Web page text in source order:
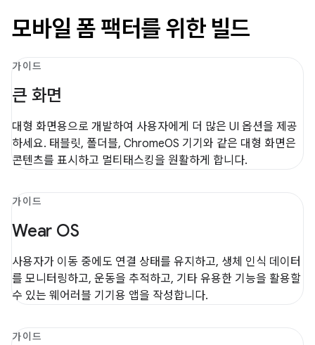
모바일 폼 팩터를 위한 빌드
가이드
큰 화면
대형 화면용으로 개발하여 사용자에게 더 많은 UI 옵션을 제공
하세요. 태블릿, 폴더블, ChromeOS 기기와 같은 대형 화면은
콘텐츠를 표시하고 멀티태스킹을 원활하게 합니다.
가이드
Wear OS
사용자가 이동 중에도 연결 상태를 유지하고, 생체 인식 데이터
를 모니터링하고, 운동을 추적하고, 기타 유용한 기능을 활용할
수 있는 웨어러블 기기용 앱을 작성합니다.
가이드